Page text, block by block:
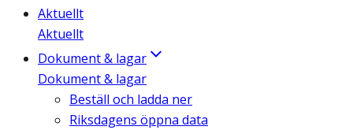
Aktuellt
Aktuellt
Dokument & lagar
Dokument & lagar
Beställ och ladda ner
Riksdagens öppna data